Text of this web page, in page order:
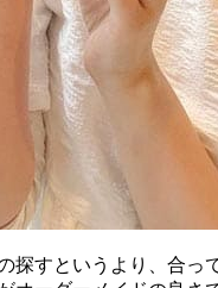
探すというより、合っ